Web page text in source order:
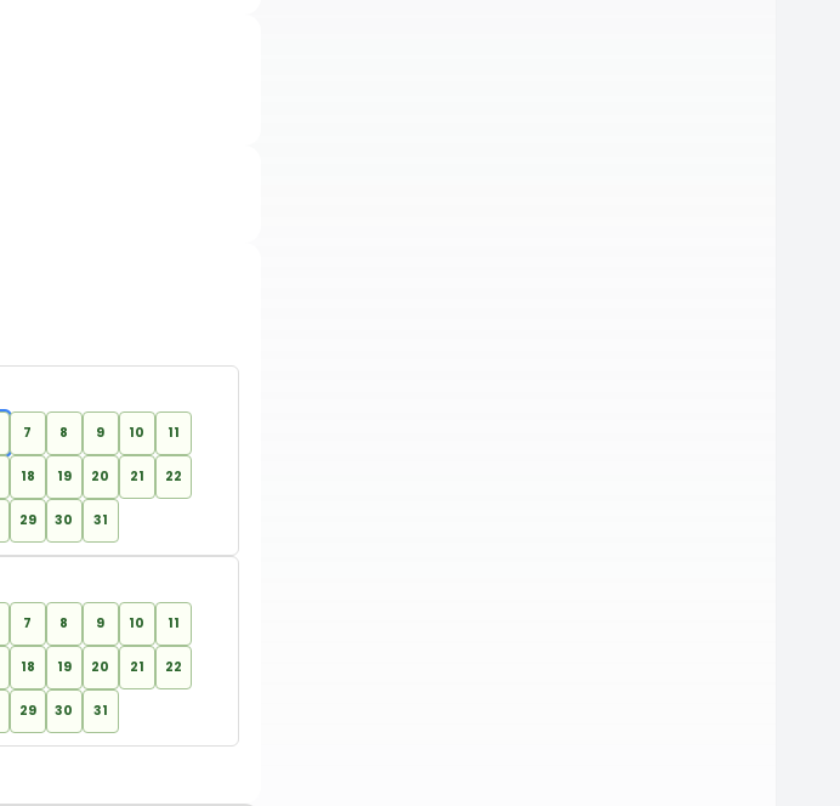
7 8 9 10 11
18 19 20 21 22
29 30 31
7 8 9 10 11
18 19 20 21 22
29 30 31